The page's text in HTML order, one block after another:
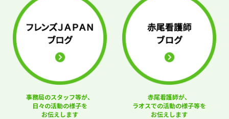
事務局のスタッフ等が、
日々の活動の様子を
お伝えします
赤尾看護師が、
ラオスでの活動の様子等を
お伝えします